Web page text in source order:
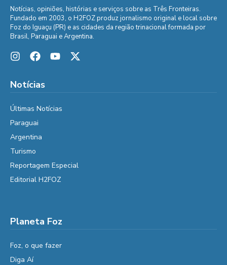
Notícias, opiniões, histórias e serviços sobre as Três Fronteiras.
Fundado em 2003, o H2FOZ produz jornalismo original e local sobre
Foz do Iguaçu (PR) e as cidades da região trinacional formada por
Brasil, Paraguai e Argentina.
Notícias
Últimas Notícias
Paraguai
Argentina
Turismo
Reportagem Especial
Editorial H2FOZ
Planeta Foz
Foz, o que fazer
Diga Aí